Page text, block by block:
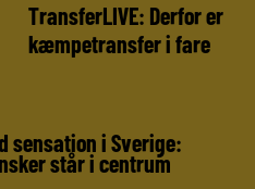
TransferLIVE: Derfor er
kæmpetransfer i fare
sensation i Sverige:
står i centrum